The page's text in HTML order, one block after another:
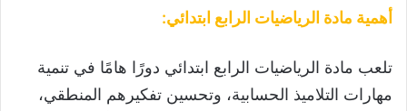
أهمية مادة الرياضيات الرابع ابتدائي:
تلعب مادة الرياضيات الرابع ابتدائي دورًا هامًا في تنمية
مهارات التلاميذ الحسابية، وتحسين تفكيرهم المنطقي،